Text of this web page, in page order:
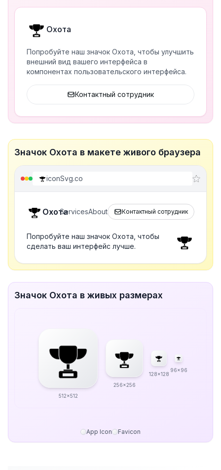
Охота
Попробуйте наш значок Охота, чтобы улучшить
внешний вид вашего интерфейса в
компонентах пользовательского интерфейса.
Контактный сотрудник
Значок Охота в макете живого браузера
iconSvg.co
ОхотаServicesAbout Контактный сотрудник
Попробуйте наш значок Охота, чтобы
сделать ваш интерфейс лучше.
Значок Охота в живых размерах
512x512
256x256
128x128
96x96
App Icon Favicon